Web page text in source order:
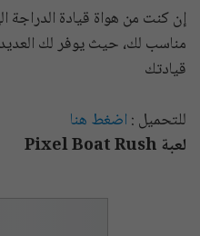
إن كنت من هواة قيادة الدراجة
مناسب لك، حيث يوفر لك
قيادتك
للتحميل : اضغط هنا
لعبة Pixel Boat Rush